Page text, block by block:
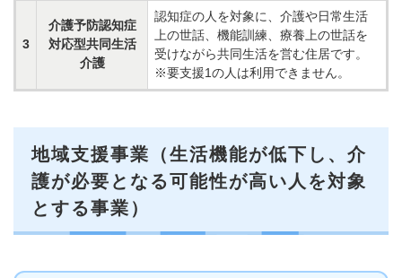
3
介護予防認知症
対応型共同生活
介護
認知症の人を対象に、介護や日常生活
上の世話、機能訓練、療養上の世話を
受けながら共同生活を営む住居です。
※要支援1の人は利用できません。
地域支援事業（生活機能が低下し、介
護が必要となる可能性が高い人を対象
とする事業）